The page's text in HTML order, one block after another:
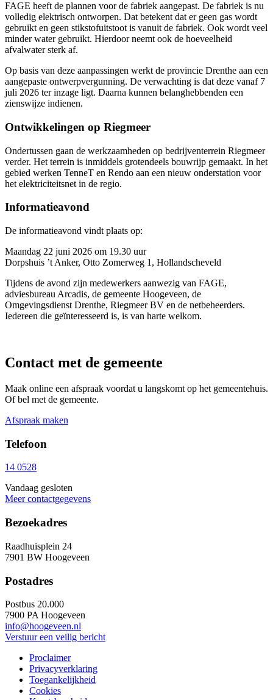
FAGE heeft de plannen voor de fabriek aangepast. De fabriek is nu
volledig elektrisch ontworpen. Dat betekent dat er geen gas wordt
gebruikt en geen stikstofuitstoot is vanuit de fabriek. Ook wordt veel
minder water gebruikt. Hierdoor neemt ook de hoeveelheid
afvalwater sterk af.
Op basis van deze aanpassingen werkt de provincie Drenthe aan een
aangepaste ontwerpvergunning. De verwachting is dat deze vanaf 7
juli 2026 ter inzage ligt. Daarna kunnen belanghebbenden een
zienswijze indienen.
Ontwikkelingen op Riegmeer
Ondertussen gaan de werkzaamheden op bedrijventerrein Riegmeer
verder. Het terrein is inmiddels grotendeels bouwrijp gemaakt. In het
gebied werken TenneT en Rendo aan een nieuw onderstation voor
het elektriciteitsnet in de regio.
Informatieavond
De informatieavond vindt plaats op:
Maandag 22 juni 2026 om 19.30 uur
Dorpshuis ’t Anker, Otto Zomerweg 1, Hollandscheveld
Tijdens de avond zijn medewerkers aanwezig van FAGE,
adviesbureau Arcadis, de gemeente Hoogeveen, de
Omgevingsdienst Drenthe, Riegmeer BV en de netbeheerders.
Iedereen die geïnteresseerd is, is van harte welkom.
Contact met de gemeente
Maak online een afspraak voordat u langskomt op het gemeentehuis.
Of bel met de gemeente.
Afspraak maken
Telefoon
14 0528
Vandaag gesloten
Meer contactgegevens
Bezoekadres
Raadhuisplein 24
7901 BW Hoogeveen
Postadres
Postbus 20.000
7900 PA Hoogeveen
info@hoogeveen.nl
Verstuur een veilig bericht
Proclaimer
Privacyverklaring
Toegankelijkheid
Cookies